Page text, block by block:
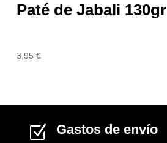
Paté de Jabali
3,95€
Z Gastos de envío